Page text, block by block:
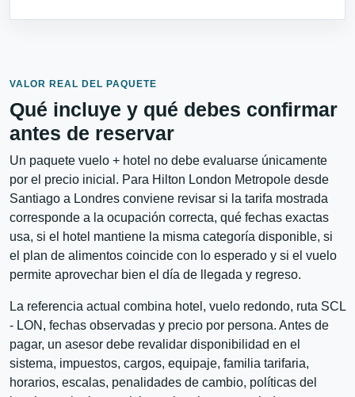
VALOR REAL DEL PAQUETE
Qué incluye y qué debes confirmar
antes de reservar
Un paquete vuelo + hotel no debe evaluarse únicamente
por el precio inicial. Para Hilton London Metropole desde
Santiago a Londres conviene revisar si la tarifa mostrada
corresponde a la ocupación correcta, qué fechas exactas
usa, si el hotel mantiene la misma categoría disponible, si
el plan de alimentos coincide con lo esperado y si el vuelo
permite aprovechar bien el día de llegada y regreso.
La referencia actual combina hotel, vuelo redondo, ruta SCL
- LON, fechas observadas y precio por persona. Antes de
pagar, un asesor debe revalidar disponibilidad en el
sistema, impuestos, cargos, equipaje, familia tarifaria,
horarios, escalas, penalidades de cambio, políticas del